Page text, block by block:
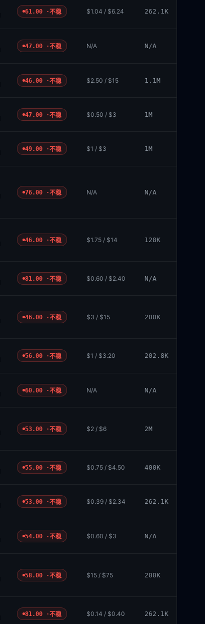
61.00 ·不稳 $1.04 / $6.24 262.1K
47.00 ·不稳 N/A N/A
46.00 ·不稳 $2.50 / $15 1.1M
47.00 ·不稳 $0.50 / $3 1M
49.00 ·不稳 $1 / $3 1M
76.00 ·不稳 N/A N/A
46.00 ·不稳 $1.75 / $14 128K
81.00 ·不稳 $0.60 / $2.40 N/A
46.00 ·不稳 $3 / $15 200K
56.00 ·不稳 $1 / $3.20 202.8K
60.00 ·不稳 N/A N/A
53.00 ·不稳 $2 / $6 2M
55.00 ·不稳 $0.75 / $4.50 400K
53.00 ·不稳 $0.39 / $2.34 262.1K
54.00 ·不稳 $0.60 / $3 N/A
58.00 ·不稳 $15 / $75 200K
81.00 ·不稳 $0.14 / $0.40 262.1K